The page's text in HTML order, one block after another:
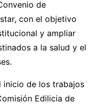
de
con el objetivo
y ampliar
a la salud y el
inicio de los trabajos
Edilicia de